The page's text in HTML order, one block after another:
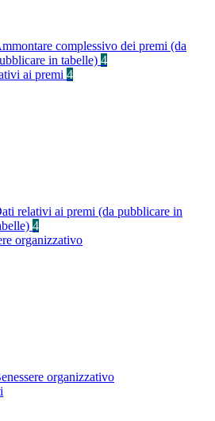
complessivo dei premi (da
in tabelle) 4
ai premi 4
relativi ai premi (da pubblicare in
4
organizzativo
organizzativo